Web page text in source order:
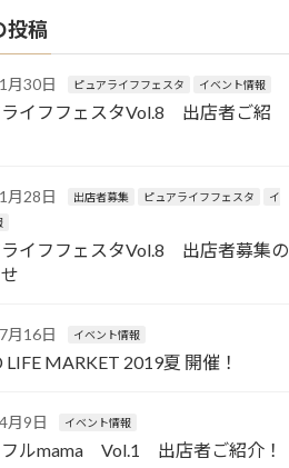
投稿
月30日 ピュアライフフェスタ イベント情報
ライフフェスタVol.8 出店者ご紹
月28日 出店者募集 ピュアライフフェスタ
イ
ライフフェスタVol.8 出店者募集の
月16日 イベント情報
MARKET 2019夏 開催！
月9日 イベント情報
フルmama Vol.1 出店者ご紹介！